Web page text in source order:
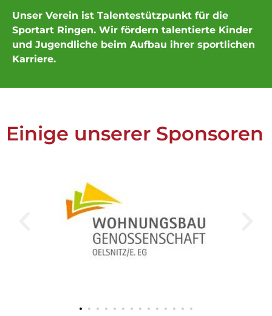
Unser Verein ist Talentestützpunkt für die
Sportart Ringen. Wir fördern talentierte Kinder
und Jugendliche beim Aufbau ihrer sportlichen
Karriere.
Einige unserer Sponsoren